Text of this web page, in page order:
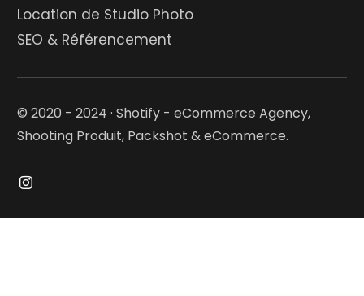
Location de Studio Photo
SEO & Référencement
© 2020 - 2024 · Shotify - eCommerce Agency,
Shooting Produit, Packshot & eCommerce.